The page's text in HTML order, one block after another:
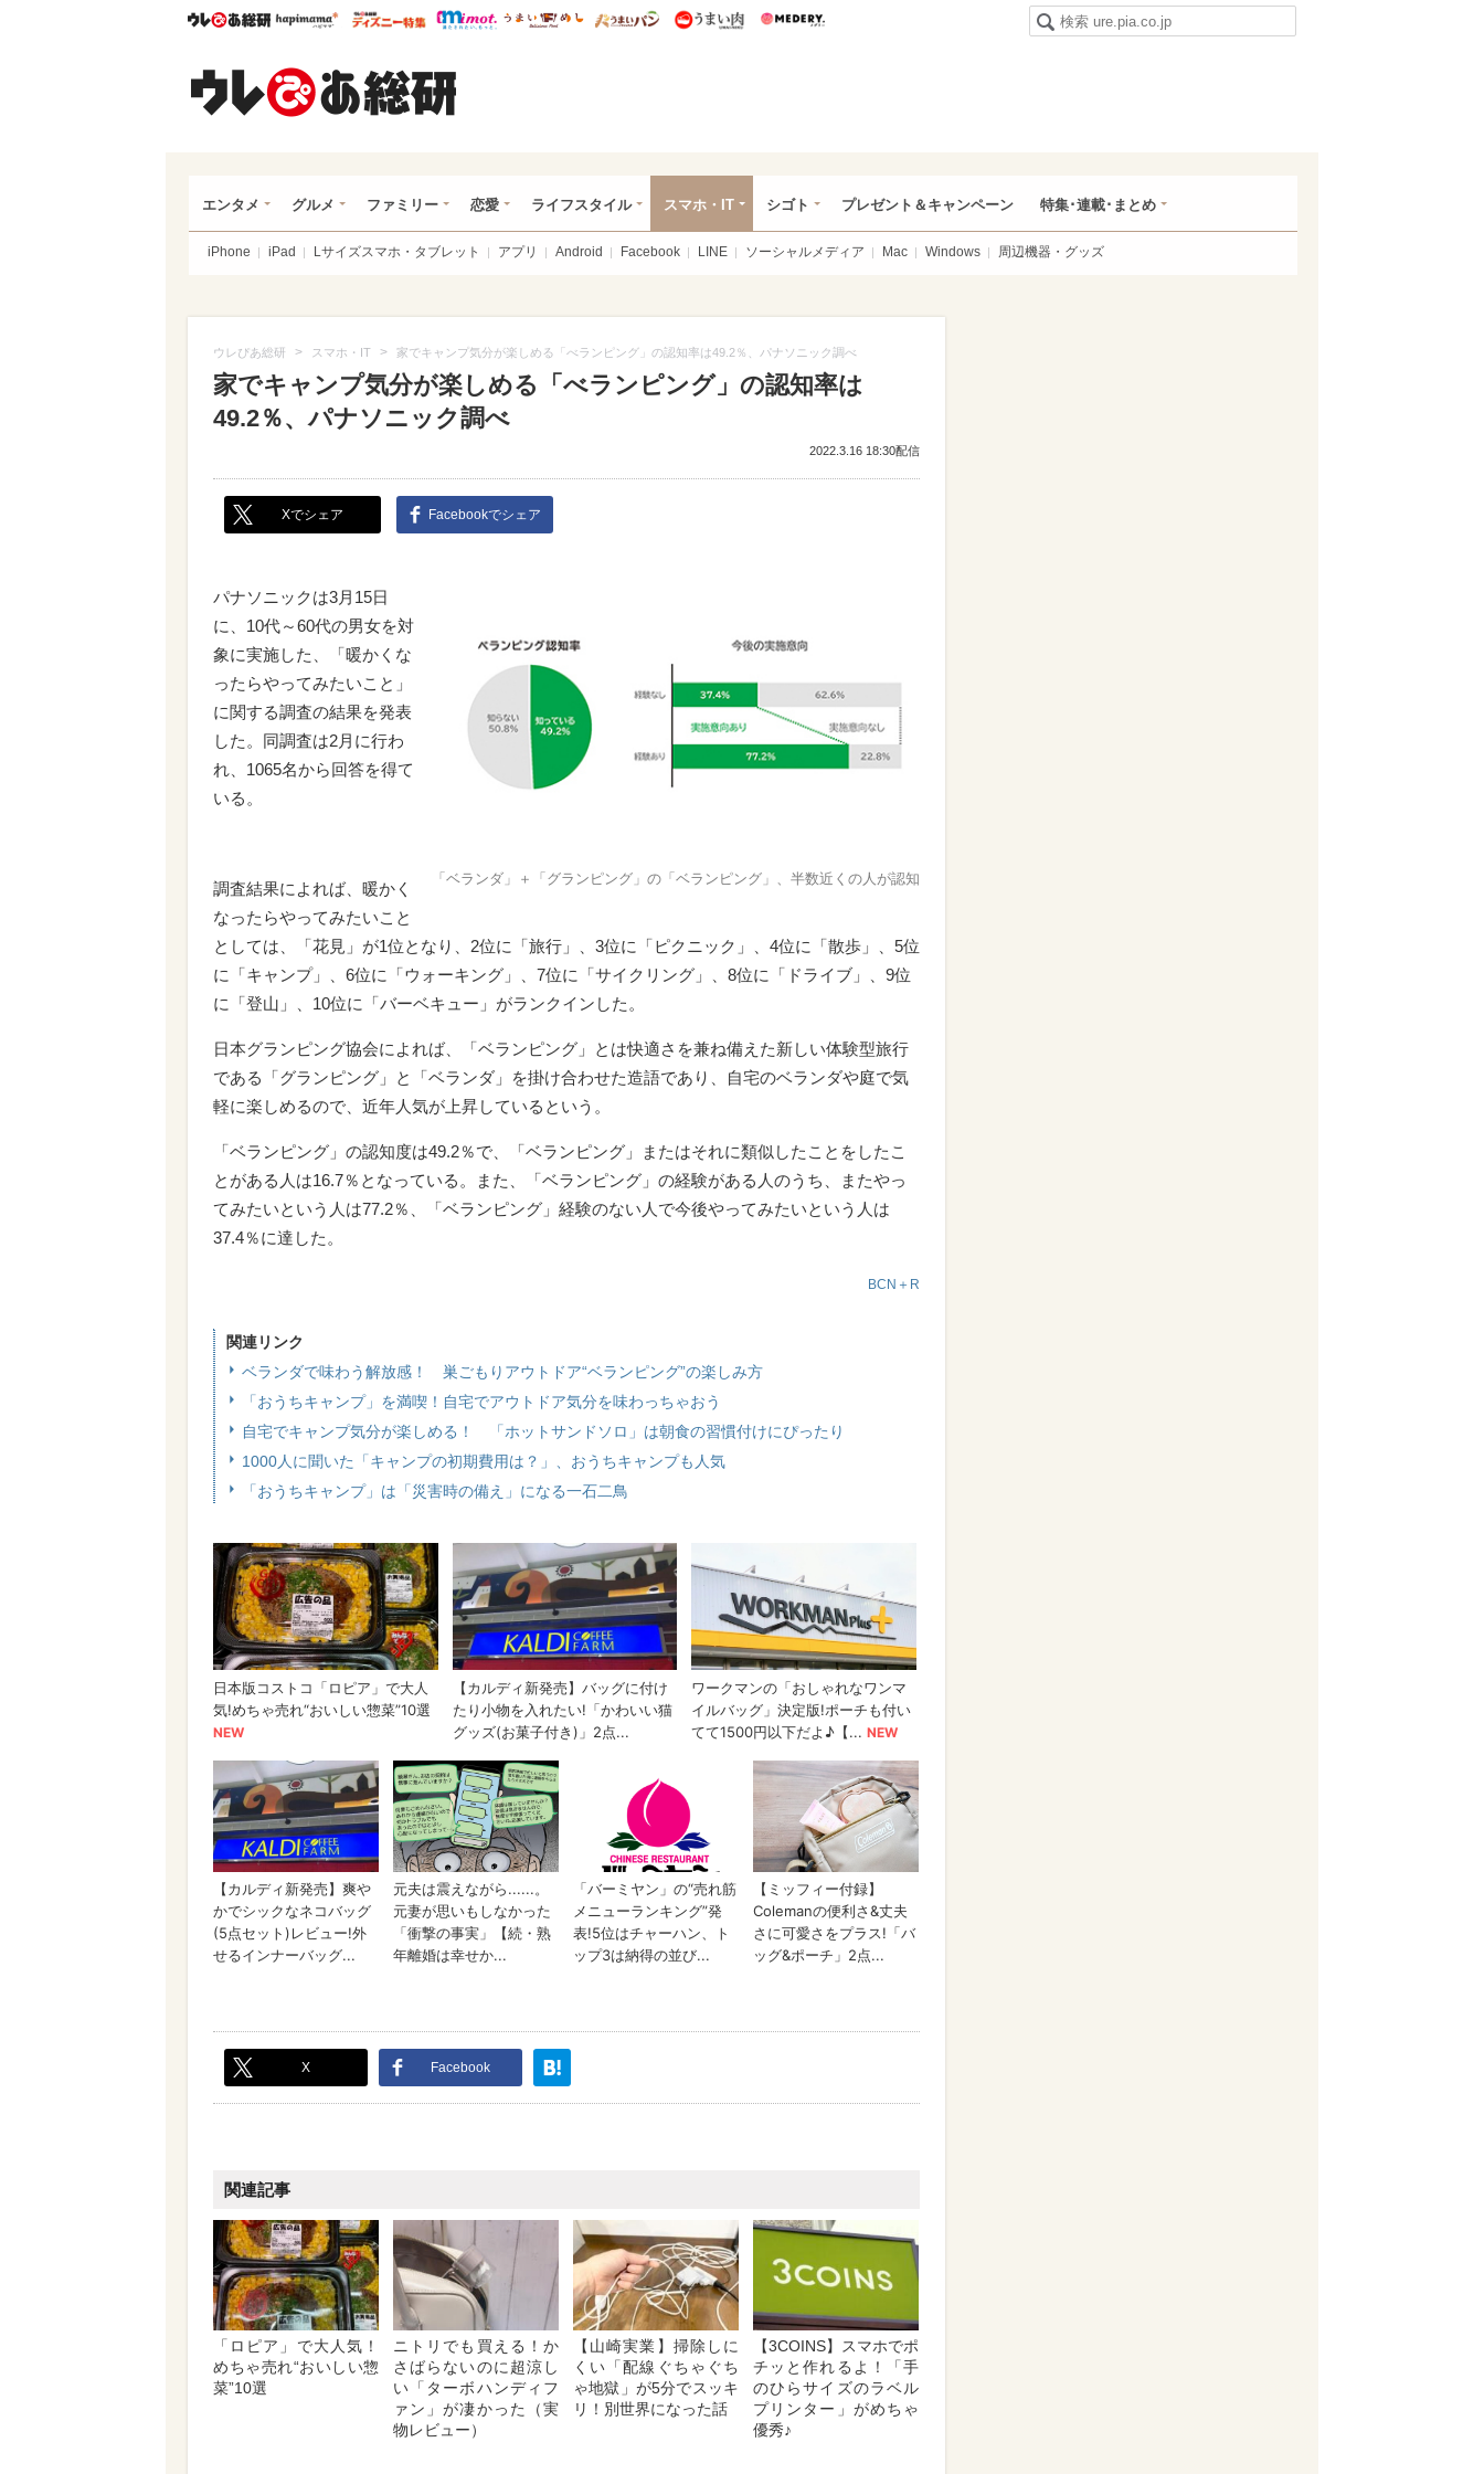
ウレぴあ総研ハピママ* ウレぴあ総研 ディズニー特集
mimot. うまいめし うまいパン うまい肉
エンタメ グルメ ファミリー 恋愛 ライフスタイル スマホ・IT シゴト プレゼント＆キャンペーン 特集･連載･まとめ
iPhone iPad Lサイズスマホ・タブレット アプリ Android Facebook LINE ソーシャルメディア Mac Windows 周辺機器・グッズ
ウレぴあ総研 > スマホ・IT > 家でキャンプ気分が楽しめる「べランピング」の認知率は49.2％、パナソニック調べ
家でキャンプ気分が楽しめる「べランピング」の認知率は
49.2％、パナソニック調べ
2022.3.16 18:30配信
Xでシェア Facebookでシェア
「ベランダ」＋「グランピング」の「ベランピング」、半数近くの人が認知
パナソニックは3月15日
に、10代～60代の男女を対
象に実施した、「暖かくな
ったらやってみたいこと」
に関する調査の結果を発表
した。同調査は2月に行わ
れ、1065名から回答を得て
いる。
調査結果によれば、暖かく
なったらやってみたいこと
としては、「花見」が1位となり、2位に「旅行」、3位に「ピクニック」、4位に「散歩」、5位
に「キャンプ」、6位に「ウォーキング」、7位に「サイクリング」、8位に「ドライブ」、9位
に「登山」、10位に「バーベキュー」がランクインした。
日本グランピング協会によれば、「ベランピング」とは快適さを兼ね備えた新しい体験型旅行
である「グランピング」と「ベランダ」を掛け合わせた造語であり、自宅のベランダや庭で気
軽に楽しめるので、近年人気が上昇しているという。
「ベランピング」の認知度は49.2％で、「ベランピング」またはそれに類似したことをしたこ
とがある人は16.7％となっている。また、「ベランピング」の経験がある人のうち、またやっ
てみたいという人は77.2％、「ベランピング」経験のない人で今後やってみたいという人は
37.4％に達した。
BCN＋R
関連リンク
ベランダで味わう解放感！ 巣ごもりアウトドア“ベランピング”の楽しみ方
「おうちキャンプ」を満喫！自宅でアウトドア気分を味わっちゃおう
自宅でキャンプ気分が楽しめる！ 「ホットサンドソロ」は朝食の習慣付けにぴったり
1000人に聞いた「キャンプの初期費用は？」、おうちキャンプも人気
「おうちキャンプ」は「災害時の備え」になる一石二鳥
X Facebook
関連記事
「ロピア」で大人気！
めちゃ売れ“おいしい惣
菜”10選
ニトリでも買える！か
さばらないのに超涼し
い「ターボハンディフ
ァン」が凄かった（実
物レビュー）
【山崎実業】掃除しに
くい「配線ぐちゃぐち
ゃ地獄」が5分でスッキ
リ！別世界になった話
【3COINS】スマホでポ
チッと作れるよ！「手
のひらサイズのラベル
プリンター」がめちゃ
優秀♪